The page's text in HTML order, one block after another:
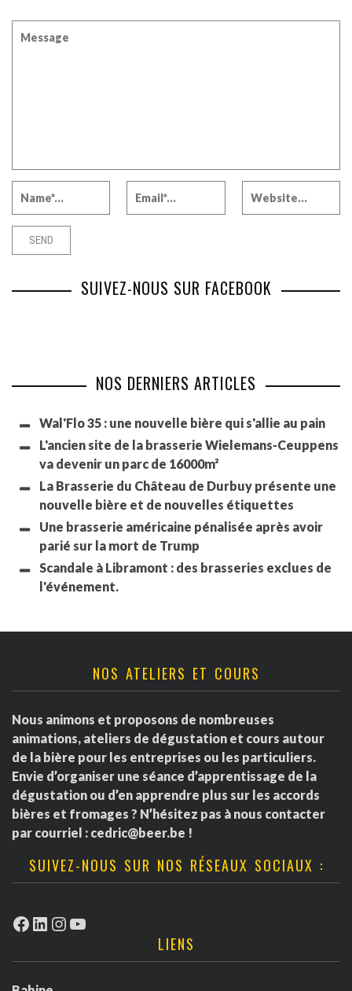
SUIVEZ-NOUS SUR FACEBOOK
NOS DERNIERS ARTICLES
Wal'Flo 35 : une nouvelle bière qui s'allie au pain
L'ancien site de la brasserie Wielemans-Ceuppens
va devenir un parc de 16000m²
La Brasserie du Château de Durbuy présente une
nouvelle bière et de nouvelles étiquettes
Une brasserie américaine pénalisée après avoir
parié sur la mort de Trump
Scandale à Libramont : des brasseries exclues de
l'événement.
NOS ATELIERS ET COURS
Nous animons et proposons de nombreuses
animations, ateliers de dégustation et cours autour
de la bière pour les entreprises ou les particuliers.
Envie d’organiser une séance d’apprentissage de la
dégustation ou d’en apprendre plus sur les accords
bières et fromages ? N’hésitez pas à nous contacter
par courriel : cedric@beer.be !
SUIVEZ-NOUS SUR NOS RÉSEAUX SOCIAUX :
Facebook
LinkedIn
Instagram
YouTube
LIENS